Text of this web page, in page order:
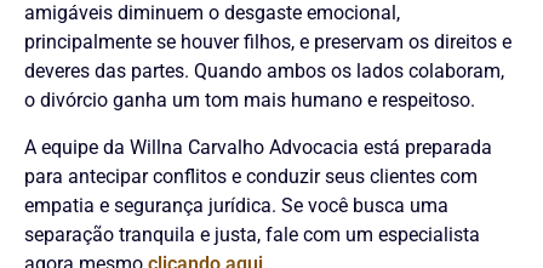
amigáveis diminuem o desgaste emocional,
principalmente se houver filhos, e preservam os direitos e
deveres das partes. Quando ambos os lados colaboram,
o divórcio ganha um tom mais humano e respeitoso.
A equipe da Willna Carvalho Advocacia está preparada
para antecipar conflitos e conduzir seus clientes com
empatia e segurança jurídica. Se você busca uma
separação tranquila e justa, fale com um especialista